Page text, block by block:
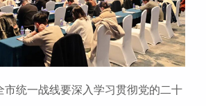
市统一战线要深入学习贯彻党的二十